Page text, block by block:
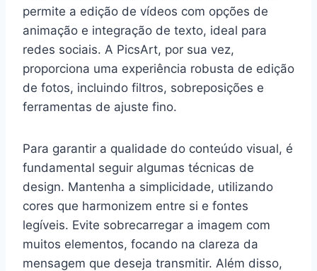
permite a edição de vídeos com opções de
animação e integração de texto, ideal para
redes sociais. A PicsArt, por sua vez,
proporciona uma experiência robusta de edição
de fotos, incluindo filtros, sobreposições e
ferramentas de ajuste fino.
Para garantir a qualidade do conteúdo visual, é
fundamental seguir algumas técnicas de
design. Mantenha a simplicidade, utilizando
cores que harmonizem entre si e fontes
legíveis. Evite sobrecarregar a imagem com
muitos elementos, focando na clareza da
mensagem que deseja transmitir. Além disso,